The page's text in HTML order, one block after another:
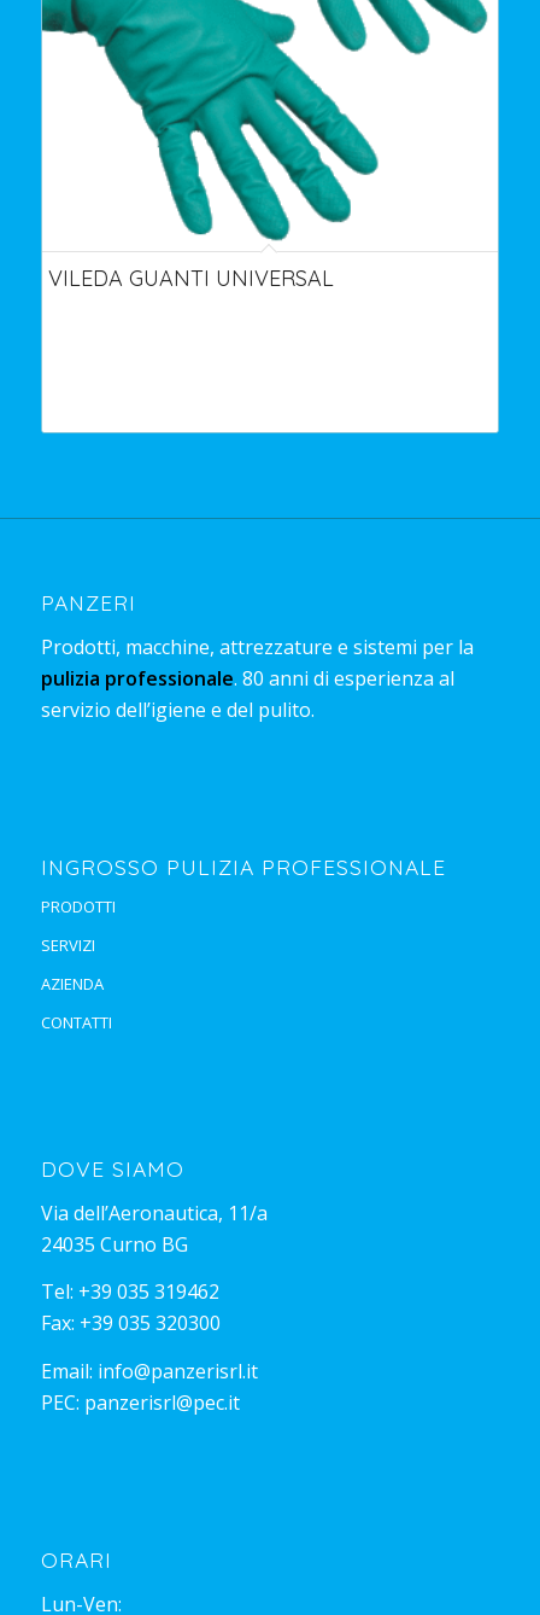
VILEDA GUANTI UNIVERSAL
PANZERI
Prodotti, macchine, attrezzature e sistemi per la
pulizia professionale. 80 anni di esperienza al
servizio dell’igiene e del pulito.
INGROSSO PULIZIA PROFESSIONALE
PRODOTTI
SERVIZI
AZIENDA
CONTATTI
DOVE SIAMO
Via dell’Aeronautica, 11/a
24035 Curno BG
Tel: +39 035 319462
Fax: +39 035 320300
Email: info@panzerisrl.it
PEC: panzerisrl@pec.it
ORARI
Lun-Ven: